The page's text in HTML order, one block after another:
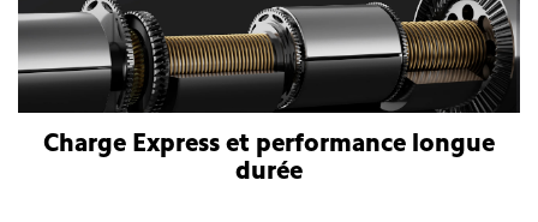
Charge Express et performance longue
durée